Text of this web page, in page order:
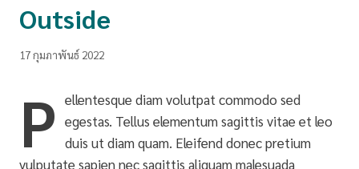
Outside
17 กุมภาพันธ์ 2022
P ellentesque diam volutpat commodo sed
egestas. Tellus elementum sagittis vitae et leo
duis ut diam quam. Eleifend donec pretium
vulputate sapien nec sagittis aliquam malesuada